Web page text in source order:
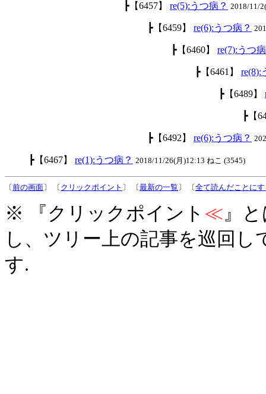
┣【6457】 re(5):うつ病？ 2018/11/
┣【6459】 re(6):うつ病？
┣【6460】 re(7):うつ
┣【6461】 re(8):
┣【6489】
┣【
┣【6492】 re(6):うつ病？
┣【6467】 re(1):うつ病？ 2018/11/26(月)12:13 ねこ (3545)
〔前の画面〕 〔 クリックポイント 〕 〔最新の一覧 〕 〔全て読んだことに
※ 『クリックポイント ≪』
し、ツリー上の記事を巡回
す.